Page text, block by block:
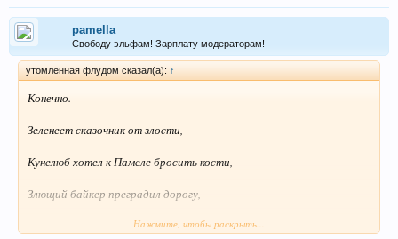
pamella
Свободу эльфам! Зарплату модераторам!
утомленная флудом сказал(а): ↑
Конечно.
Зеленеет сказочник от злости,
Кунелюб хотел к Памеле бросить кости,
Злющий байкер преградил дорогу,
ПесТня не сложилась,слава богу.Нажмите, чтобы раскрыть...